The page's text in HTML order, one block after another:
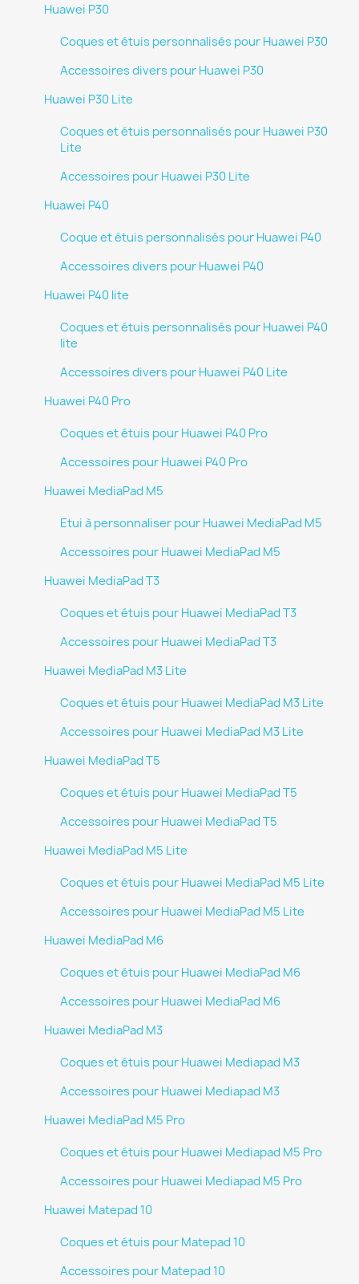
Huawei P30
Coques et étuis personnalisés pour Huawei P30
Accessoires divers pour Huawei P30
Huawei P30 Lite
Coques et étuis personnalisés pour Huawei P30
Lite
Accessoires pour Huawei P30 Lite
Huawei P40
Coque et étuis personnalisés pour Huawei P40
Accessoires divers pour Huawei P40
Huawei P40 lite
Coques et étuis personnalisés pour Huawei P40
lite
Accessoires divers pour Huawei P40 Lite
Huawei P40 Pro
Coques et étuis pour Huawei P40 Pro
Accessoires pour Huawei P40 Pro
Huawei MediaPad M5
Etui à personnaliser pour Huawei MediaPad M5
Accessoires pour Huawei MediaPad M5
Huawei MediaPad T3
Coques et étuis pour Huawei MediaPad T3
Accessoires pour Huawei MediaPad T3
Huawei MediaPad M3 Lite
Coques et étuis pour Huawei MediaPad M3 Lite
Accessoires pour Huawei MediaPad M3 Lite
Huawei MediaPad T5
Coques et étuis pour Huawei MediaPad T5
Accessoires pour Huawei MediaPad T5
Huawei MediaPad M5 Lite
Coques et étuis pour Huawei MediaPad M5 Lite
Accessoires pour Huawei MediaPad M5 Lite
Huawei MediaPad M6
Coques et étuis pour Huawei MediaPad M6
Accessoires pour Huawei MediaPad M6
Huawei MediaPad M3
Coques et étuis pour Huawei Mediapad M3
Accessoires pour Huawei Mediapad M3
Huawei MediaPad M5 Pro
Coques et étuis pour Huawei Mediapad M5 Pro
Accessoires pour Huawei Mediapad M5 Pro
Huawei Matepad 10
Coques et étuis pour Matepad 10
Accessoires pour Matepad 10